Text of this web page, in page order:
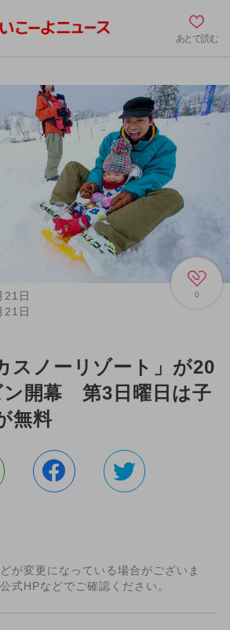
あとで読む
0
21日
21日
スノーリゾート」が20
ン開幕 第3日曜日は子
無料
が変更になっている場合がございま
式HPなどでご確認ください。